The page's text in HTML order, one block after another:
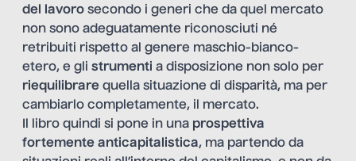
del lavoro secondo i generi che da quel mercato
non sono adeguatamente riconosciuti né
retribuiti rispetto al genere maschio-bianco-
etero, e gli strumenti a disposizione non solo per
riequilibrare quella situazione di disparità, ma per
cambiarlo completamente, il mercato.
Il libro quindi si pone in una prospettiva
fortemente anticapitalistica, ma partendo da